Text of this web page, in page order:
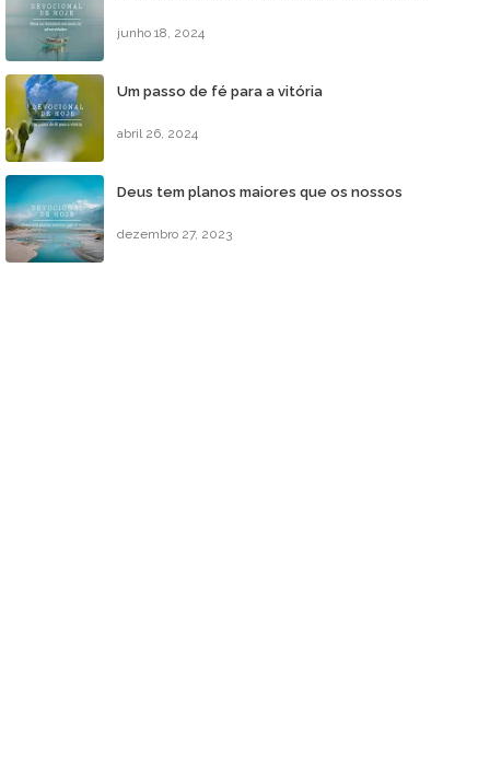
junho 18, 2024
Um passo de fé para a vitória
abril 26, 2024
Deus tem planos maiores que os nossos
dezembro 27, 2023